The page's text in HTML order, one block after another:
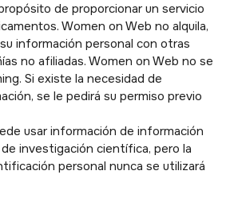
de proporcionar un servicio
Women on Web no alquila,
información personal con otras
no afiliadas. Women on Web no se
Si existe la necesidad de
se le pedirá su permiso previo
usar información de información
investigación científica, pero la
personal nunca se utilizará